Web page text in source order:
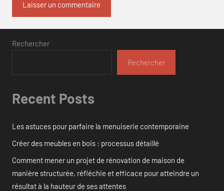
Rechercher
Rechercher
Recent Posts
Les astuces pour parfaire la menuiserie contemporaine
Créer des meubles en bois : processus détaillé
Comment mener un projet de rénovation de maison de
manière structurée, réfléchie et efficace pour atteindre un
résultat à la hauteur de ses attentes